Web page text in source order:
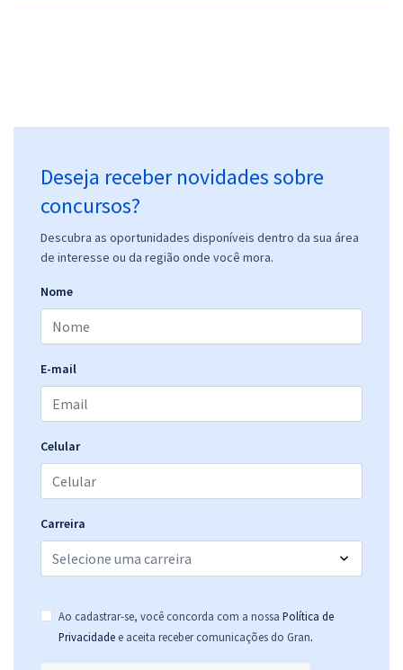
Deseja receber novidades sobre
concursos?
Descubra as oportunidades disponíveis dentro da sua área
de interesse ou da região onde você mora.
Nome
E-mail
Celular
Carreira
Ao cadastrar-se, você concorda com a nossa Política de
Privacidade e aceita receber comunicações do Gran.